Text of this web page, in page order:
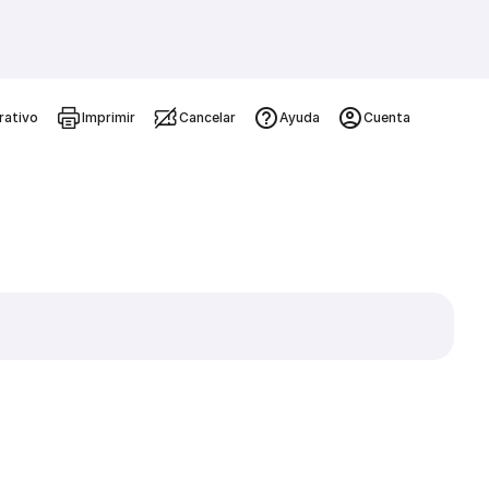
Imprimir Cancelar Ayuda Cuenta